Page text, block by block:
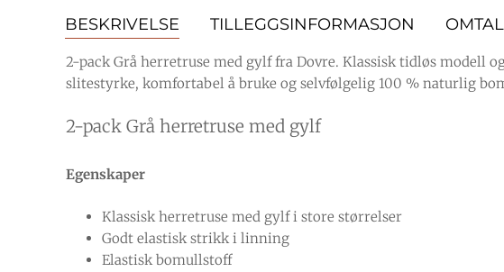
BESKRIVELSE TILLEGGSINFORMASJON
2-pack Grå herretruse med gylf fra Dovre. Klassisk tidløs modell
slitestyrke, komfortabel å bruke og selvfølgelig 100 % naturlig
2-pack Grå herretruse med gylf
Egenskaper
Klassisk herretruse med gylf i store størrelser
Godt elastisk strikk i linning
Elastisk bomullstoff